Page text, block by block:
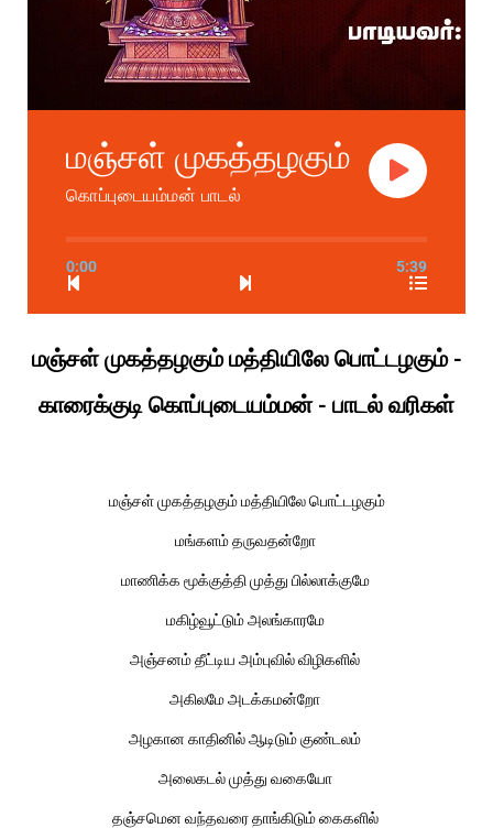
மஞ்சள் முகத்தழகும்
கொப்புடையம்மன் பாடல்
0:00 5:39
மஞ்சள் முகத்தழகும் மத்தியிலே பொட்டழகும் -
காரைக்குடி கொப்புடையம்மன் - பாடல் வரிகள்
மஞ்சள் முகத்தழகும் மத்தியிலே பொட்டழகும்
மங்களம் தருவதன்றோ
மாணிக்க மூக்குத்தி முத்து பில்லாக்குமே
மகிழ்வூட்டும் அலங்காரமே
அஞ்சனம் தீட்டிய அம்புவில் விழிகளில்
அகிலமே அடக்கமன்றோ
அழகான காதினில் ஆடிடும் குண்டலம்
அலைகடல் முத்து வகையோ
தஞ்சமென வந்தவரை தாங்கிடும் கைகளில்